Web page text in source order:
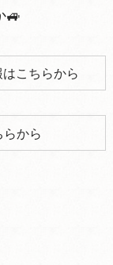
🚙
こちらから
から